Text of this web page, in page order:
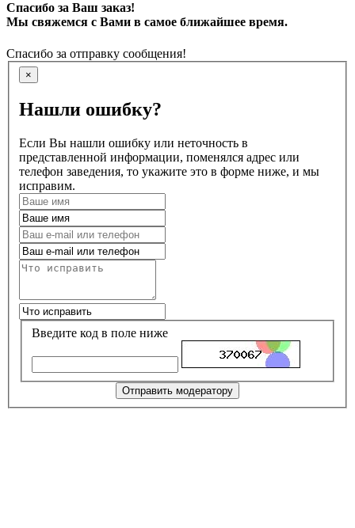
Спасибо за Ваш заказ!
Мы свяжемся с Вами в самое ближайшее время.
Спасибо за отправку сообщения!
×
Нашли ошибку?
Если Вы нашли ошибку или неточность в
представленной информации, поменялся адрес или
телефон заведения, то укажите это в форме ниже, и мы
исправим.
Введите код в поле ниже
Отправить модератору